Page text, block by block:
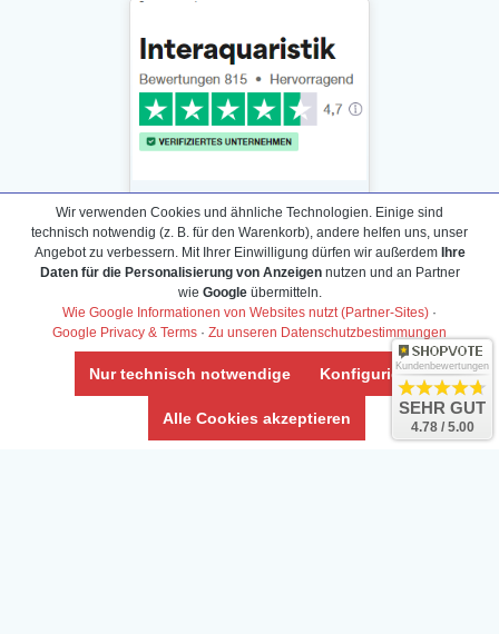
Daten­schutz­erklärung
Widerrufs­recht /Widerrufs­formular
AGB & Info
Impressum
Umwelt und Entsorgung
Vertrag widerrufen
Wir verwenden Cookies und ähnliche Technologien. Einige sind
technisch notwendig (z. B. für den Warenkorb), andere helfen uns, unser
Angebot zu verbessern. Mit Ihrer Einwilligung dürfen wir außerdem Ihre
Daten für die Personalisierung von Anzeigennutzen und an Partner
wie Googleübermitteln.
Wie Google Informationen von Websites nutzt (Partner-Sites) ·
Google Privacy & Terms · Zu unseren Datenschutzbestimmungen
Nur technisch notwendige Konfigurieren
Alle Cookies akzeptieren
Kundenbewertungen
SEHR GUT
4.78 / 5.00